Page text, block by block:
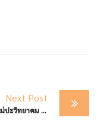
Next Post
โรงเรียนแม่ปะวิทยาคม : มอบเกียรติบัตรเเละรางวัล ในกิจกรรมสัปดาห์คณิตศาสตร์ ปีการศึกษา 2566